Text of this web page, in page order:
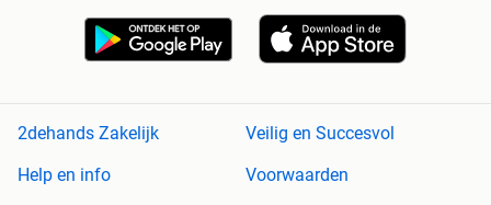
2dehands Zakelijk
Veilig en Succesvol
Help en info
Voorwaarden